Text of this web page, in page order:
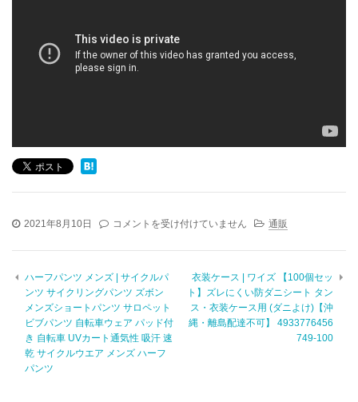
2021年8月10日
ふ
さ
納
税
肉
|
【ふ
る
コメントを受け付けていません 通販
ハーフパンツ メンズ | サイクルパ
ンツ サイクリングパンツ ズボン
メンズショートパンツ サロペット
ビブパンツ 自転車ウェア パッド付
き 自転車 UVカート通気性 吸汗 速
乾 サイクルウエア メンズ ハーフ
パンツ
衣装ケース | ワイズ 【100個セッ
ト】ズレにくい防ダニシート タン
ス・衣装ケース用 (ダニよけ)【沖
縄・離島配達不可】 4933776456
749-100